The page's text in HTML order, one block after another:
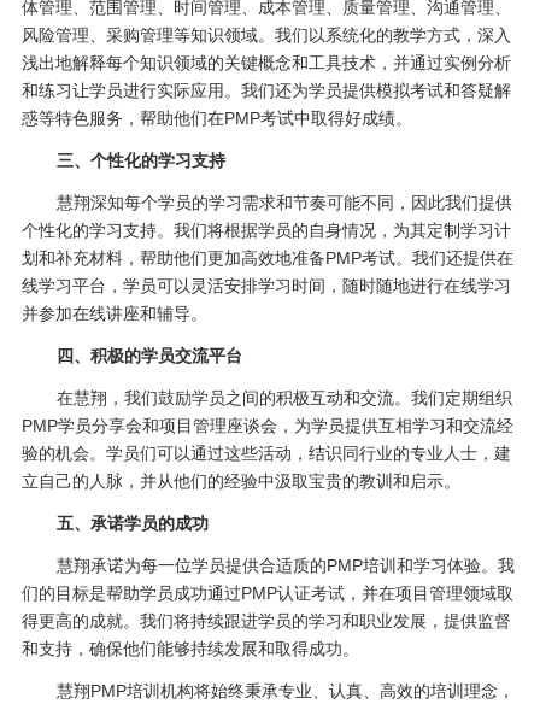
体管理、范围管理、时间管理、成本管理、质量管理、沟通管理、
风险管理、采购管理等知识领域。我们以系统化的教学方式，深入
浅出地解释每个知识领域的关键概念和工具技术，并通过实例分析
和练习让学员进行实际应用。我们还为学员提供模拟考试和答疑解
惑等特色服务，帮助他们在PMP考试中取得好成绩。
三、个性化的学习支持
慧翔深知每个学员的学习需求和节奏可能不同，因此我们提供
个性化的学习支持。我们将根据学员的自身情况，为其定制学习计
划和补充材料，帮助他们更加高效地准备PMP考试。我们还提供在
线学习平台，学员可以灵活安排学习时间，随时随地进行在线学习
并参加在线讲座和辅导。
四、积极的学员交流平台
在慧翔，我们鼓励学员之间的积极互动和交流。我们定期组织
PMP学员分享会和项目管理座谈会，为学员提供互相学习和交流经
验的机会。学员们可以通过这些活动，结识同行业的专业人士，建
立自己的人脉，并从他们的经验中汲取宝贵的教训和启示。
五、承诺学员的成功
慧翔承诺为每一位学员提供合适质的PMP培训和学习体验。我
们的目标是帮助学员成功通过PMP认证考试，并在项目管理领域取
得更高的成就。我们将持续跟进学员的学习和职业发展，提供监督
和支持，确保他们能够持续发展和取得成功。
慧翔PMP培训机构将始终秉承专业、认真、高效的培训理念，